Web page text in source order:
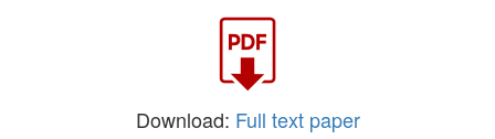
Download: Full text paper